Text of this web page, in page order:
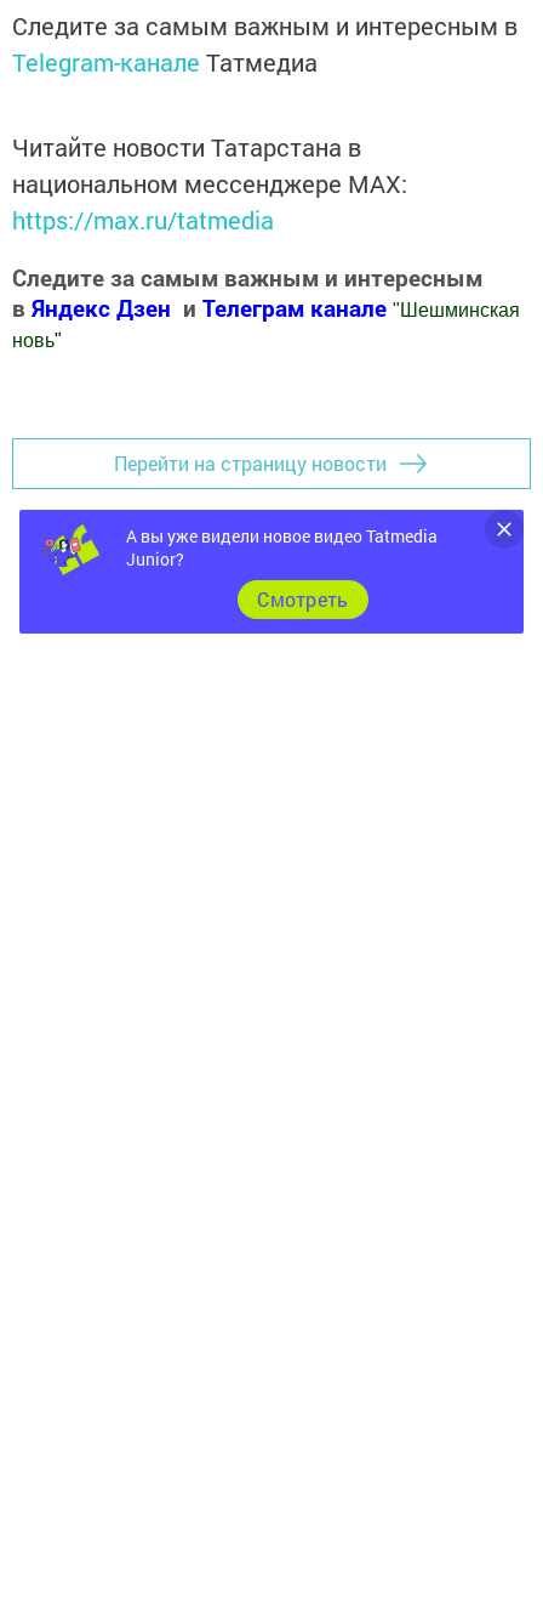
Следите за самым важным и интересным в
Telegram-канале Татмедиа
Читайте новости Татарстана в
национальном мессенджере MАХ:
https://max.ru/tatmedia
Следите за самым важным и интересным
в Яндекс Дзен и Телеграм канале " Шешминская
новь"
Перейти на страницу новости
А вы уже видели новое видео Tatmedia
Junior?
Cмотреть